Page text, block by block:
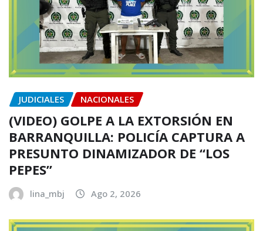
JUDICIALES NACIONALES
(VIDEO) GOLPE A LA EXTORSIÓN EN
BARRANQUILLA: POLICÍA CAPTURA A
PRESUNTO DINAMIZADOR DE “LOS
PEPES”
lina_mbj Ago 2, 2026